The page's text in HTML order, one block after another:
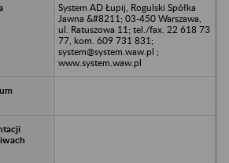
System AD Łupij, Rogulski Spółka
Jawna &#8211; 03-450 Warszawa,
ul. Ratuszowa 11; tel./fax. 22 618 73
77, kom. 609 731 831;
system@system.waw.pl ;
www.system.waw.pl